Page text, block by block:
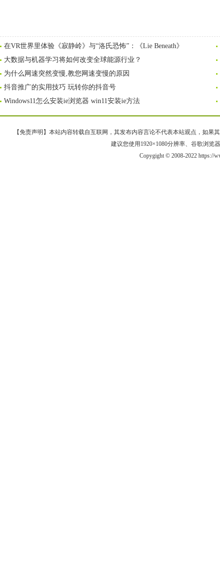
在VR世界里体验《寂静岭》与“洛氏恐怖”：《Lie Beneath》
大数据与机器学习将如何改变全球能源行业？
为什么网速突然变慢,教您网速变慢的原因
抖音推广的实用技巧 玩转你的抖音号
Windows11怎么安装ie浏览器 win11安装ie方法
【免责声明】本站内容转载自互联网，其发布内容言论不代表本站观点，如果
建议您使用1920×1080分辨率、谷歌浏览
Copygight © 2008-2022 https://